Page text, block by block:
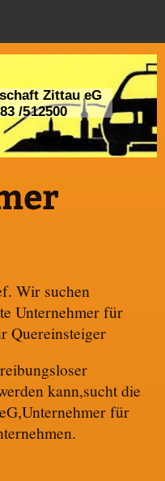
Zittau eG
/512500
Wir suchen
Unternehmer für
Quereinsteiger
kann,sucht die
für